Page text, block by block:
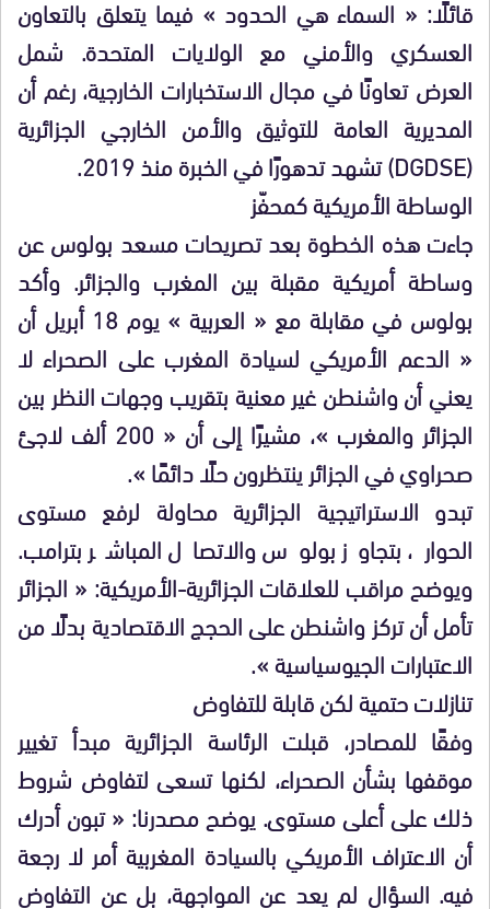
قائلًا: « السماء هي الحدود » فيما يتعلق بالتعاون
العسكري والأمني مع الولايات المتحدة. شمل
العرض تعاونًا في مجال الاستخبارات الخارجية، رغم أن
المديرية العامة للتوثيق والأمن الخارجي الجزائرية
(DGDSE) تشهد تدهورًا في الخبرة منذ 2019.
الوساطة الأمريكية كمحفّز
جاءت هذه الخطوة بعد تصريحات مسعد بولوس عن
وساطة أمريكية مقبلة بين المغرب والجزائر. وأكد
بولوس في مقابلة مع « العربية » يوم 18 أبريل أن
« الدعم الأمريكي لسيادة المغرب على الصحراء لا
يعني أن واشنطن غير معنية بتقريب وجهات النظر بين
الجزائر والمغرب »، مشيرًا إلى أن « 200 ألف لاجئ
صحراوي في الجزائر ينتظرون حلًا دائمًا ».
تبدو الاستراتيجية الجزائرية محاولة لرفع مستوى
الحوار، بتجاوز بولوس والاتصال المباشر بترامب.
ويوضح مراقب للعلاقات الجزائرية-الأمريكية: « الجزائر
تأمل أن تركز واشنطن على الحجج الاقتصادية بدلًا من
الاعتبارات الجيوسياسية ».
تنازلات حتمية لكن قابلة للتفاوض
وفقًا للمصادر، قبلت الرئاسة الجزائرية مبدأ تغيير
موقفها بشأن الصحراء، لكنها تسعى لتفاوض شروط
ذلك على أعلى مستوى. يوضح مصدرنا: « تبون أدرك
أن الاعتراف الأمريكي بالسيادة المغربية أمر لا رجعة
فيه. السؤال لم يعد عن المواجهة، بل عن التفاوض